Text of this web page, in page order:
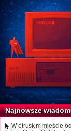
Najnowsze
W etruskim mieście